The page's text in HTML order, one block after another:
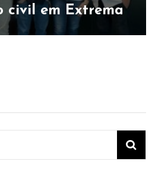
civil em Extrema